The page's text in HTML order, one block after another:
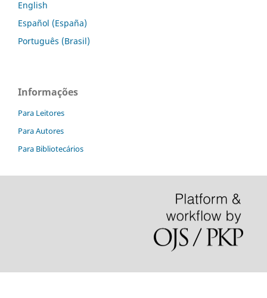
English
Español (España)
Português (Brasil)
Informações
Para Leitores
Para Autores
Para Bibliotecários